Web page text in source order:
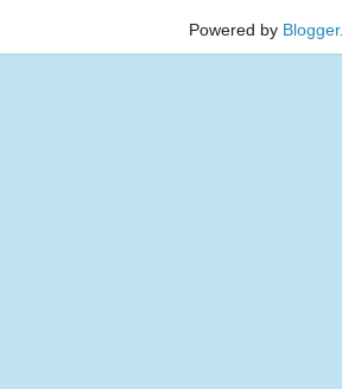
Powered by Blogger.